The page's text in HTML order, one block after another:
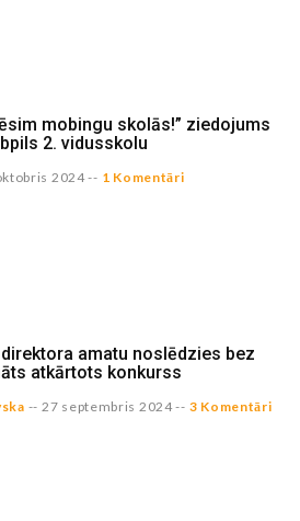
mobingu skolās!” ziedojums
2. vidusskolu
2024-- 1 Komentāri
amatu noslēdzies bez
atkārtots konkurss
-- 27 septembris 2024-- 3 Komentāri